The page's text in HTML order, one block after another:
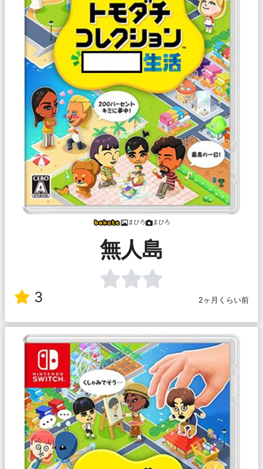
まひろ まひろ
無人島
3 2ヶ月くらい前